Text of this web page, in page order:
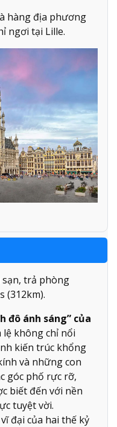
hàng địa phương
ngơi tại Lille.
sạn, trả phòng
(312km).
đô ánh sáng” của
lệ không chỉ nổi
kiến trúc khổng
và những con
góc phố rực rỡ,
biết đến với nền
tuyệt vời.
đại của hai thế kỷ